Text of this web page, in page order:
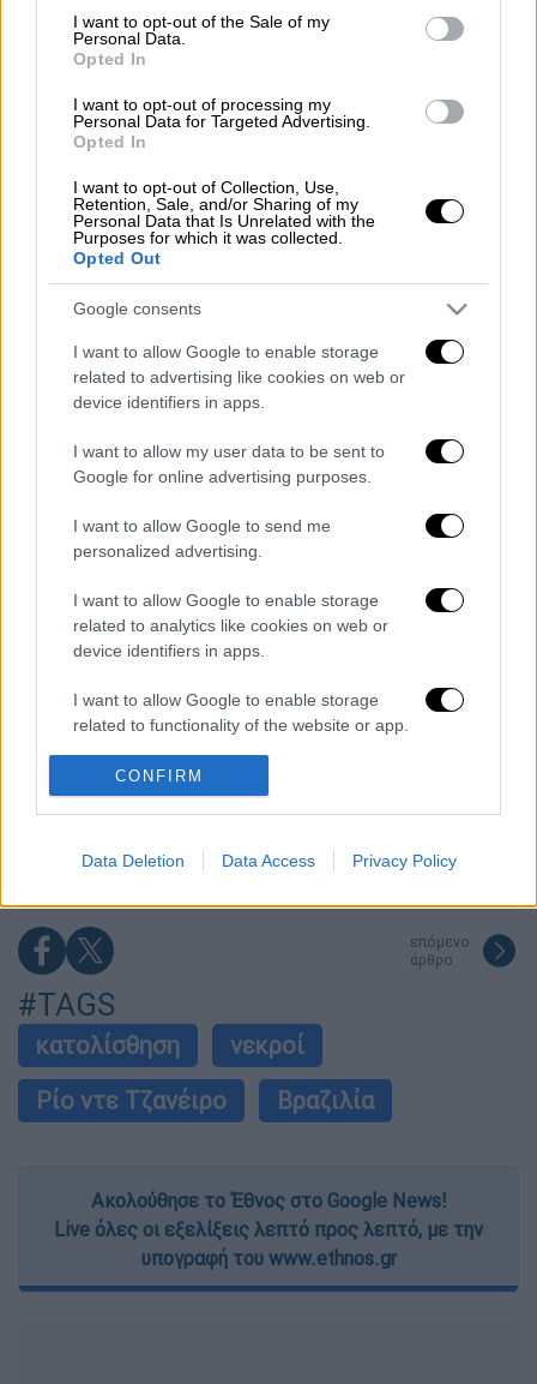
consent section.
I want to opt-out of the Sale of my
Personal Data.
Opted In
I want to opt-out of processing my
Personal Data for Targeted Advertising.
Opted In
I want to opt-out of Collection, Use,
Retention, Sale, and/or Sharing of my
Personal Data that Is Unrelated with the
Purposes for which it was collected.
Opted Out
Google consents
I want to allow Google to enable storage
related to advertising like cookies on web or
device identifiers in apps.
I want to allow my user data to be sent to
Google for online advertising purposes.
I want to allow Google to send me
personalized advertising.
I want to allow Google to enable storage
related to analytics like cookies on web or
device identifiers in apps.
I want to allow Google to enable storage
related to functionality of the website or app.
I want to allow Google to enable storage
related to personalization.
I want to allow Google to enable storage
related to security, including authentication
user protection.
CONFIRM
Data Deletion Data Access Privacy Policy
«Έβρεξε πολύ τις δύο τελευταίες ημέρες, με
Νιτερόι, όπου συνέστησαν στους κατοίκους
να κατευθυνθούν προς ασφαλή μέρη»
εξήγησε στο τηλεοπτικό δίκτυο Globo News
ο Ρομπέρτο Ρομπαντέι, ο διοικητής της
πυροσβεστικής υπηρεσίας του Ρίο.
Έξι σπίτια καταπλακώθηκαν από όγκους
λάσπης. Η κατολίσθηση σημειώθηκε τα
ξημερώματα.
Στην περιοχή επιχειρούν 80 πυροσβέστες.
Διαβάστε ακόμη
κατέθεσαν οι δύο τραυματίες από τη
σύγκρουση των ελικοπτέρων στη Ψάθα
Μακελειό στη Βόρεια Καρολίνα ύστερα από
πυροβολισμούς: Νεκροί και τραυματίες
«Θα σκοτώσουμε τον γιο σου»: Ήρθαν οι
τηλεφωνικές απάτες με AI deepfake - Πώς
να προστατευτείτε
«Μου έδωσαν έναν μήνα ζωής»: Η
συγκλονιστική ιστορία μητέρας μετά από
επόμενο
άρθρο
#TAGS
κατολίσθηση
νεκροί
Ρίο ντε Τζανέιρο
Βραζιλία
Ακολούθησε το Έθνος στο Google News!
Live όλες οι εξελίξεις λεπτό προς λεπτό, με την
υπογραφή του www.ethnos.gr